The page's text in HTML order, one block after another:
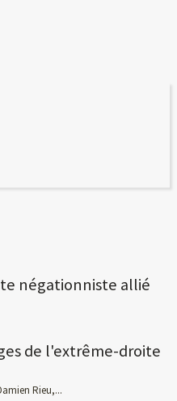
négationniste allié
de l'extrême-droite
Rieu,...